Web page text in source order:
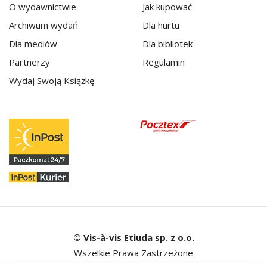
O wydawnictwie
Archiwum wydań
Dla mediów
Partnerzy
Wydaj Swoją Książkę
Jak kupować
Dla hurtu
Dla bibliotek
Regulamin
© Vis-à-vis Etiuda sp. z o.o.
Wszelkie Prawa Zastrzeżone